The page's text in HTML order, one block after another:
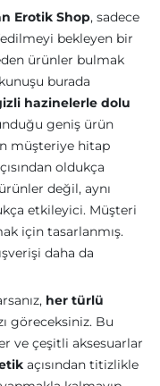
Erotik Shop, sadece
bekleyen bir
ürünler bulmak
burada
hazinelerle dolu
geniş ürün
müşteriye hitap
oldukça
değil, aynı
etkileyici. Müşteri
için tasarlanmış.
daha da
her türlü
göreceksiniz. Bu
ve çeşitli aksesuarlar
açısından titizlikle